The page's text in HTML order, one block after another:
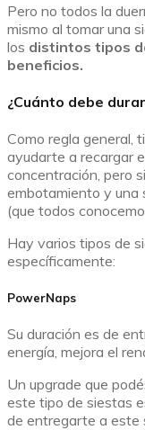
Pero no todos la
mismo al tomar una
los distintos tipos
beneficios.
¿Cuánto debe
Como regla general,
ayudarte a recargar
concentración, pero
embotamiento y una
(que todos
Hay varios tipos de
específicamente:
PowerNaps
Su duración es de
energía, mejora el
Un upgrade que
este tipo de siestas
de entregarte a este